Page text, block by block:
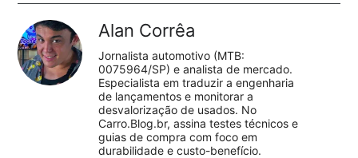
Alan Corrêa
Jornalista automotivo (MTB:
0075964/SP) e analista de mercado.
Especialista em traduzir a engenharia
de lançamentos e monitorar a
desvalorização de usados. No
Carro.Blog.br, assina testes técnicos e
guias de compra com foco em
durabilidade e custo-benefício.